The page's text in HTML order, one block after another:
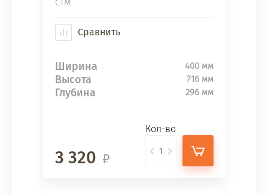
СТМ
Сравнить
Ширина 400 мм
Высота 716 мм
Глубина 296 мм
3 320
Кол-во